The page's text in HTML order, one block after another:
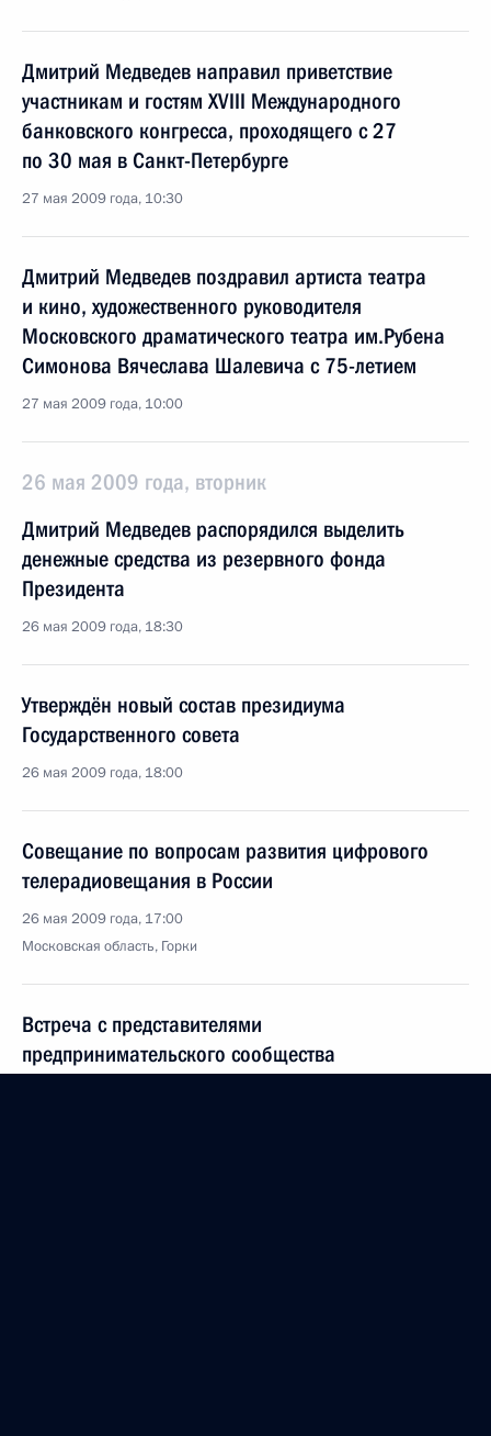
Дмитрий Медведев направил приветствие
участникам и гостям XVIII Международного
банковского конгресса, проходящего с 27
по 30 мая в Санкт-Петербурге
27 мая 2009 года, 10:30
Дмитрий Медведев поздравил артиста театра
и кино, художественного руководителя
Московского драматического театра им.Рубена
Симонова Вячеслава Шалевича с 75-летием
27 мая 2009 года, 10:00
26 мая 2009 года, вторник
Дмитрий Медведев распорядился выделить
денежные средства из резервного фонда
Президента
26 мая 2009 года, 18:30
Утверждён новый состав президиума
Государственного совета
26 мая 2009 года, 18:00
Совещание по вопросам развития цифрового
телерадиовещания в России
26 мая 2009 года, 17:00
Московская область, Горки
Встреча с представителями
предпринимательского сообщества